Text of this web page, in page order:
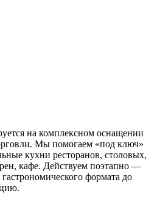
на комплексном оснащении
Мы помогаем «под ключ»
кухни ресторанов, столовых,
кафе. Действуем поэтапно —
формата до